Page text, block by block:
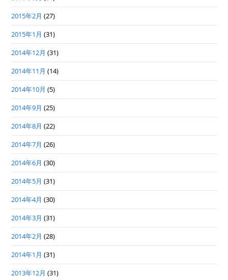
2015年2月 (27)
2015年1月 (31)
2014年12月 (31)
2014年11月 (14)
2014年10月 (5)
2014年9月 (25)
2014年8月 (22)
2014年7月 (26)
2014年6月 (30)
2014年5月 (31)
2014年4月 (30)
2014年3月 (31)
2014年2月 (28)
2014年1月 (31)
2013年12月 (31)